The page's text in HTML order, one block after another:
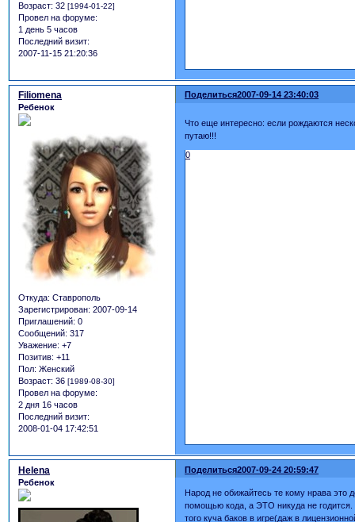
Возраст: 32 [1994-01-22]
Провел на форуме:
1 день 5 часов
Последний визит:
2007-11-15 21:20:36
Поделиться2007-09-14 23:40:03
Filiomena
Ребенок
Откуда: Ставрополь
Зарегистрирован: 2007-09-14
Приглашений: 0
Сообщений: 317
Уважение: +7
Позитив: +11
Пол: Женский
Возраст: 36 [1989-08-30]
Провел на форуме:
2 дня 16 часов
Последний визит:
2008-01-04 17:42:51
Что еще интересно: если рождаются
путаю!!!
0
Поделиться2007-09-24 20:59:47
Helena
Ребенок
Народ не обижайтесь те кому нрава это
помощью кода, а ЭТО никуда не
того куча баков в игре(даж в